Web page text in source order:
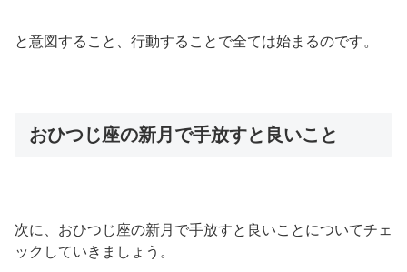
と意図すること、行動することで全ては始まるのです。
おひつじ座の新月で手放すと良いこと
次に、おひつじ座の新月で手放すと良いことについてチェ
ックしていきましょう。